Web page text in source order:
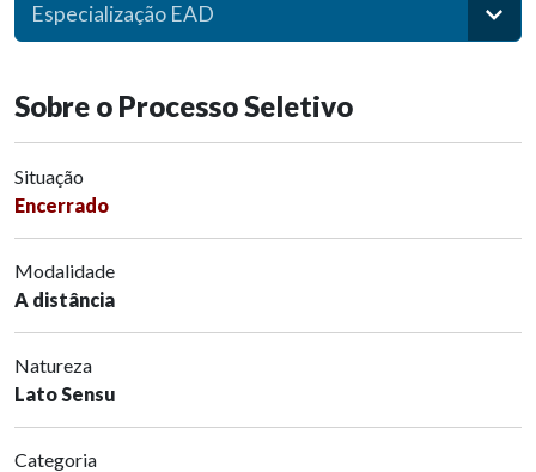
Especialização EAD
Sobre o Processo Seletivo
Situação
Encerrado
Modalidade
A distância
Natureza
Lato Sensu
Categoria